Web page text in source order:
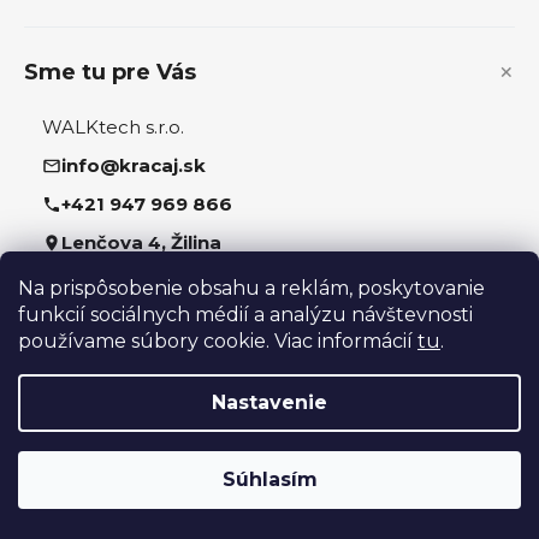
Na prispôsobenie obsahu a reklám, poskytovanie
funkcií sociálnych médií a analýzu návštevnosti
používame súbory cookie. Viac informácií tu.
Nastavenie
Súhlasím
Sme tu pre Vás
WALKtech s.r.o.
info@kracaj.sk
+421 947 969 866
Lenčova 4, Žilina
Sledujte nás
Vytvoril Shoptet
kracaj.sk. Všetky práva vyhradené.
Upraviť nastavenie cookies